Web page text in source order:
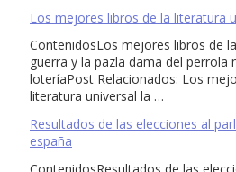
Los mejores libros de la literatura
ContenidosLos mejores libros de
guerra y la pazla dama del perrola
loteríaPost Relacionados: Los
literatura universal la …
Resultados de las elecciones al
españa
ContenidosResultados de las